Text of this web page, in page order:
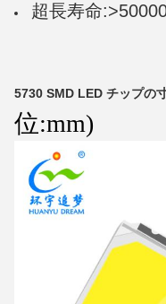
超長寿命
5730 SMD LED チップの
位:mm)